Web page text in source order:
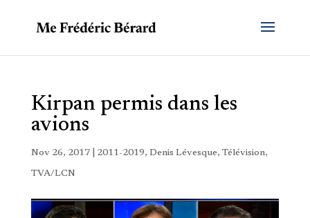
Kirpan permis dans les
avions
Nov 26, 2017| 2011-2019, Denis Lévesque, Télévision,
TVA/LCN